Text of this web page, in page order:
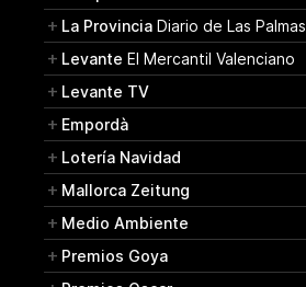
La Provincia Diario de Las Palmas
Levante El Mercantil Valenciano
Levante TV
Empordà
Lotería Navidad
Mallorca Zeitung
Medio Ambiente
Premios Goya